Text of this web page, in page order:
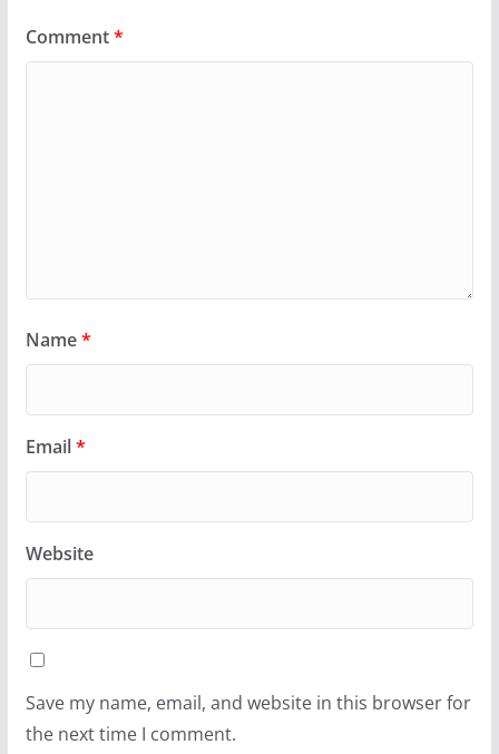
Comment*
Name*
Email*
Website
Save my name, email, and website in this browser for
the next time I comment.